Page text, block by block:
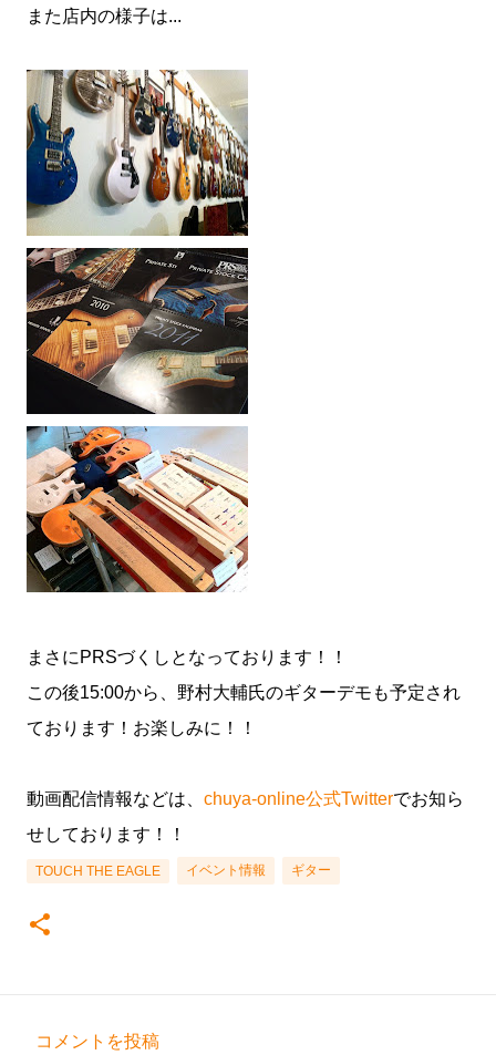
また店内の様子は...
まさにPRSづくしとなっております！！
この後15:00から、野村大輔氏のギターデモも予定され
ております！お楽しみに！！
動画配信情報などは、 chuya-online公式Twitterでお知ら
せしております！！
TOUCH THE EAGLE イベント情報 ギター
コメントを投稿